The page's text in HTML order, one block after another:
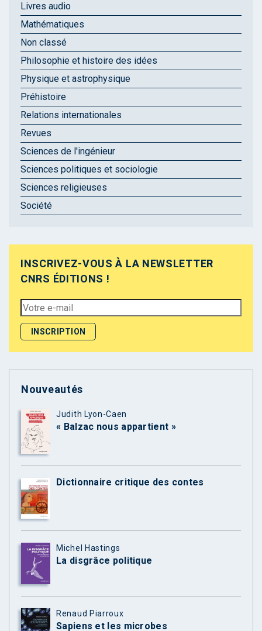
Livres audio
Mathématiques
Non classé
Philosophie et histoire des idées
Physique et astrophysique
Préhistoire
Relations internationales
Revues
Sciences de l'ingénieur
Sciences politiques et sociologie
Sciences religieuses
Société
INSCRIVEZ-VOUS À LA NEWSLETTER
CNRS ÉDITIONS !
Nouveautés
Judith Lyon-Caen
« Balzac nous appartient »
Dictionnaire critique des contes
Michel Hastings
La disgrâce politique
Renaud Piarroux
Sapiens et les microbes